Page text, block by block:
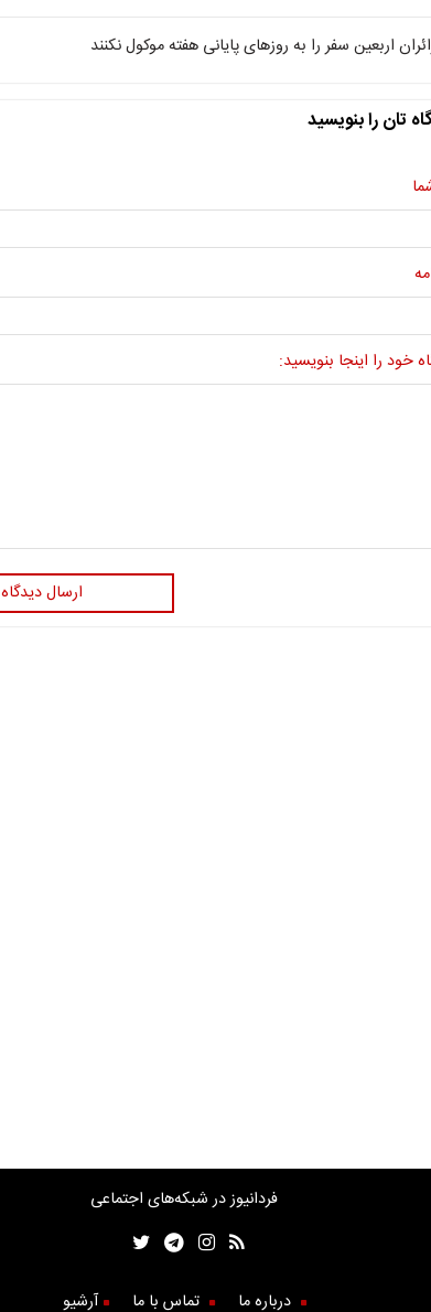
اربعین سفر را به روزهای پایانی هفته موکول نکنند
تان را بنویسید
خود را اینجا بنویسید:
ارسال دیدگاه
فردانیوز در شبکه‌های اجتماعی
درباره ما تماس با ما آرشیو